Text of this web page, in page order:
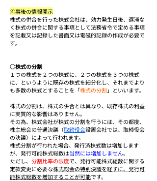
④事後の情報開示
株式の併合を行った株式会社は、効力発生日後、遅滞な
く株式の併合に関する事項として法務省令で定める事項
を記載又は記録した書面又は電磁的記録の作成が必要で
す。
○株式の分割
１つの株式を２つの株式に、２つの株式を３つの株式
に、というように既存の株式を細分化し、それまでより
も多数の株式とすることを「株式の分割」といいます。
株式の分割は、株式の併合とは異なり、既存株式の利益
に実質的な影響はありません。
その為、株式会社が株式の分割を行うには、その都度、
株主総会の普通決議（取締役会設置会社では、取締役会
の決議）によって行われます。
株式分割が行われた場合、発行済株式数は増加します
が、発行可能株式総数は当然には増加しません。
ただし、 分割比率の限度で、発行可能株式総数に関する
定款変更に必要な株式総会の特別決議を経ずに、発行可
能株式総数を増加することが可能です。